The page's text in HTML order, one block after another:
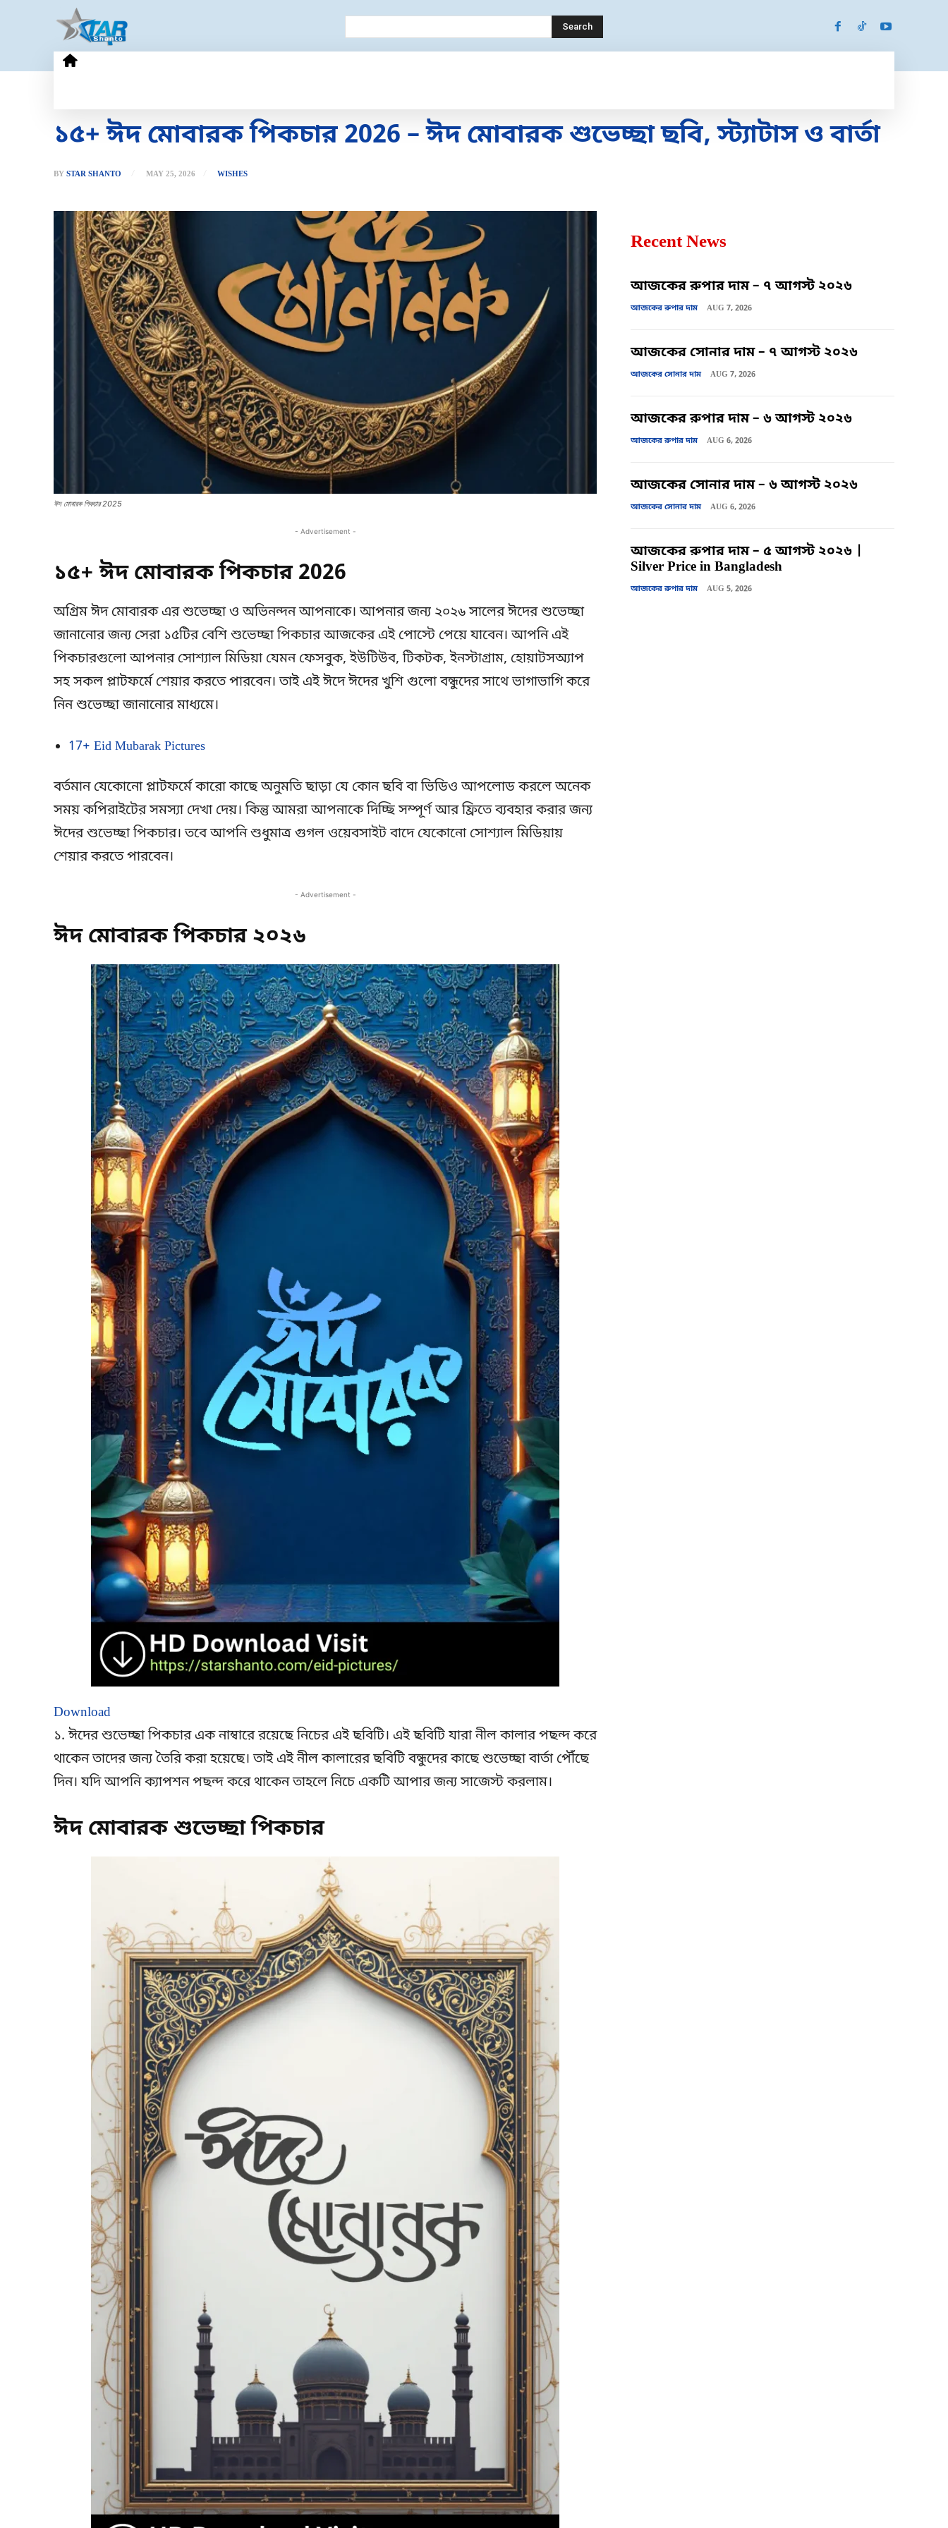
Search
১৫+ ঈদ মোবারক পিকচার 2026 – ঈদ মোবারক শুভেচ্ছা ছবি, স্ট্যাটাস ও বার্তা
BY STAR SHANTO MAY 25, 2026 WISHES
ঈদ মোবারক পিকচার 2025
- Advertisement -
১৫+ ঈদ মোবারক পিকচার 2026
অগ্রিম ঈদ মোবারক এর শুভেচ্ছা ও অভিনন্দন আপনাকে। আপনার জন্য ২০২৬ সালের ঈদের শুভেচ্ছা
জানানোর জন্য সেরা ১৫টির বেশি শুভেচ্ছা পিকচার আজকের এই পোস্টে পেয়ে যাবেন। আপনি এই
পিকচারগুলো আপনার সোশ্যাল মিডিয়া যেমন ফেসবুক, ইউটিউব, টিকটক, ইনস্টাগ্রাম, হোয়াটসঅ্যাপ
সহ সকল প্লাটফর্মে শেয়ার করতে পারবেন। তাই এই ঈদে ঈদের খুশি গুলো বন্ধুদের সাথে ভাগাভাগি করে
নিন শুভেচ্ছা জানানোর মাধ্যমে।
17+ Eid Mubarak Pictures
বর্তমান যেকোনো প্লাটফর্মে কারো কাছে অনুমতি ছাড়া যে কোন ছবি বা ভিডিও আপলোড করলে অনেক
সময় কপিরাইটের সমস্যা দেখা দেয়। কিন্তু আমরা আপনাকে দিচ্ছি সম্পূর্ণ আর ফ্রিতে ব্যবহার করার জন্য
ঈদের শুভেচ্ছা পিকচার। তবে আপনি শুধুমাত্র গুগল ওয়েবসাইট বাদে যেকোনো সোশ্যাল মিডিয়ায়
শেয়ার করতে পারবেন।
- Advertisement -
ঈদ মোবারক পিকচার ২০২৬
Download
১. ঈদের শুভেচ্ছা পিকচার এক নাম্বারে রয়েছে নিচের এই ছবিটি। এই ছবিটি যারা নীল কালার পছন্দ করে
থাকেন তাদের জন্য তৈরি করা হয়েছে। তাই এই নীল কালারের ছবিটি বন্ধুদের কাছে শুভেচ্ছা বার্তা পৌঁছে
দিন। যদি আপনি ক্যাপশন পছন্দ করে থাকেন তাহলে নিচে একটি আপার জন্য সাজেস্ট করলাম।
ঈদ মোবারক শুভেচ্ছা পিকচার
Recent News
আজকের রুপার দাম – ৭ আগস্ট ২০২৬
আজকের রুপার দাম AUG 7, 2026
আজকের সোনার দাম – ৭ আগস্ট ২০২৬
আজকের সোনার দাম AUG 7, 2026
আজকের রুপার দাম – ৬ আগস্ট ২০২৬
আজকের রুপার দাম AUG 6, 2026
আজকের সোনার দাম – ৬ আগস্ট ২০২৬
আজকের সোনার দাম AUG 6, 2026
আজকের রুপার দাম – ৫ আগস্ট ২০২৬ |
Silver Price in Bangladesh
আজকের রুপার দাম AUG 5, 2026